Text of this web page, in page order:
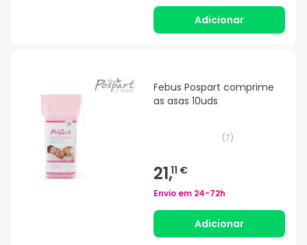
Adicionar
Febus Pospart comprime
as asas 10uds
(7)
21,11 €
Envio em 24-72h
Adicionar